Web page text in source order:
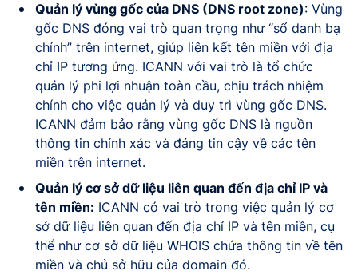
Quản lý vùng gốc của DNS (DNS root zone): Vùng
gốc DNS đóng vai trò quan trọng như “sổ danh bạ
chính” trên internet, giúp liên kết tên miền với địa
chỉ IP tương ứng. ICANN với vai trò là tổ chức
quản lý phi lợi nhuận toàn cầu, chịu trách nhiệm
chính cho việc quản lý và duy trì vùng gốc DNS.
ICANN đảm bảo rằng vùng gốc DNS là nguồn
thông tin chính xác và đáng tin cậy về các tên
miền trên internet.
Quản lý cơ sở dữ liệu liên quan đến địa chỉ IP và
tên miền: ICANN có vai trò trong việc quản lý cơ
sở dữ liệu liên quan đến địa chỉ IP và tên miền, cụ
thể như cơ sở dữ liệu WHOIS chứa thông tin về tên
miền và chủ sở hữu của domain đó.